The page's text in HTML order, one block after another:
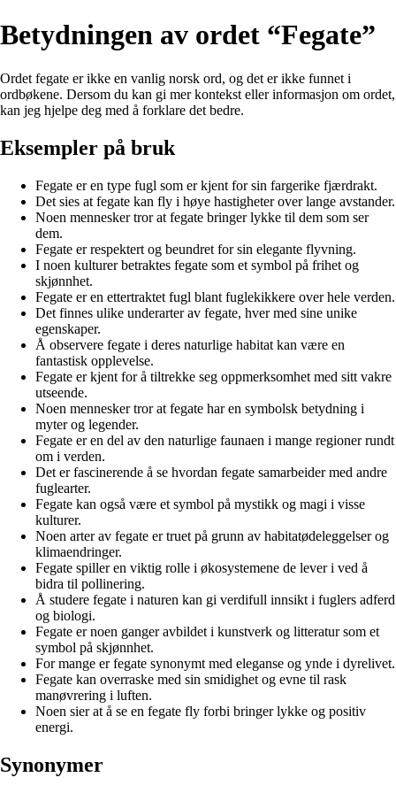
Betydningen av ordet “Fegate”
Ordet fegate er ikke en vanlig norsk ord, og det er ikke funnet i
ordbøkene. Dersom du kan gi mer kontekst eller informasjon om ordet,
kan jeg hjelpe deg med å forklare det bedre.
Eksempler på bruk
Fegate er en type fugl som er kjent for sin fargerike fjærdrakt.
Det sies at fegate kan fly i høye hastigheter over lange avstander.
Noen mennesker tror at fegate bringer lykke til dem som ser
dem.
Fegate er respektert og beundret for sin elegante flyvning.
I noen kulturer betraktes fegate som et symbol på frihet og
skjønnhet.
Fegate er en ettertraktet fugl blant fuglekikkere over hele verden.
Det finnes ulike underarter av fegate, hver med sine unike
egenskaper.
Å observere fegate i deres naturlige habitat kan være en
fantastisk opplevelse.
Fegate er kjent for å tiltrekke seg oppmerksomhet med sitt vakre
utseende.
Noen mennesker tror at fegate har en symbolsk betydning i
myter og legender.
Fegate er en del av den naturlige faunaen i mange regioner rundt
om i verden.
Det er fascinerende å se hvordan fegate samarbeider med andre
fuglearter.
Fegate kan også være et symbol på mystikk og magi i visse
kulturer.
Noen arter av fegate er truet på grunn av habitatødeleggelser og
klimaendringer.
Fegate spiller en viktig rolle i økosystemene de lever i ved å
bidra til pollinering.
Å studere fegate i naturen kan gi verdifull innsikt i fuglers adferd
og biologi.
Fegate er noen ganger avbildet i kunstverk og litteratur som et
symbol på skjønnhet.
For mange er fegate synonymt med eleganse og ynde i dyrelivet.
Fegate kan overraske med sin smidighet og evne til rask
manøvrering i luften.
Noen sier at å se en fegate fly forbi bringer lykke og positiv
energi.
Synonymer